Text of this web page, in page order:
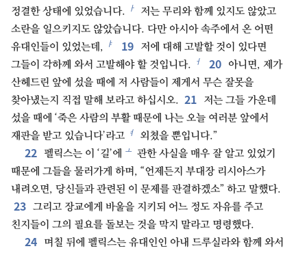
정결한 상태에 있었습니다. ㅏ
저는 무리와 함께 있지도 않았고
소란을 일으키지도 않았습니다. 다만 아시아 속주에서 온 어떤
유대인들이 있었는데,
ㅑ 19
저에 대해 고발할 것이 있다면
그들이 각하께 와서 고발해야 할 것입니다. ㅓ 20
아니면, 제가
산헤드린 앞에 섰을 때에 저 사람들이 제게서 무슨 잘못을
찾아냈는지 직접 말해 보라고 하십시오. 21
저는 그들 가운데
섰을 때에 ‘죽은 사람의 부활 때문에 나는 오늘 여러분 앞에서
재판을 받고 있습니다’라고 ㅕ 외쳤을 뿐입니다.”
22 펠릭스는 이 ‘길’에 ㅗ 관한 사실을 매우 잘 알고 있었기
때문에 그들을 물러가게 하며, “언제든지 부대장 리시아스가
내려오면, 당신들과 관련된 이 문제를 판결하겠소” 하고 말했다.
23 그리고 장교에게 바울을 지키되 어느 정도 자유를 주고
친지들이 그의 필요를 돌보는 것을 막지 말라고 명령했다.
24
며칠 뒤에 펠릭스는 유대인인 아내 드루실라와 함께 와서